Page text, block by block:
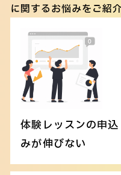
に関するお悩みをご紹介
体験レッスンの申込
みが伸びない